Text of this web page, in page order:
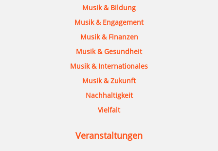
Musik & Bildung
Musik & Engagement
Musik & Finanzen
Musik & Gesundheit
Musik & Internationales
Musik & Zukunft
Nachhaltigkeit
Vielfalt
Veranstaltungen